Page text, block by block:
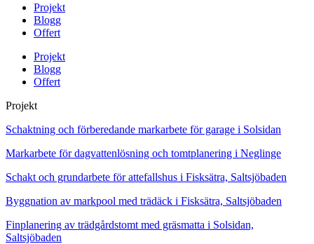
Projekt
Blogg
Offert
Projekt
Blogg
Offert
Projekt
Schaktning och förberedande markarbete för garage i Solsidan
Markarbete för dagvattenlösning och tomtplanering i Neglinge
Schakt och grundarbete för attefallshus i Fisksätra, Saltsjöbaden
Byggnation av markpool med trädäck i Fisksätra, Saltsjöbaden
Finplanering av trädgårdstomt med gräsmatta i Solsidan,
Saltsjöbaden